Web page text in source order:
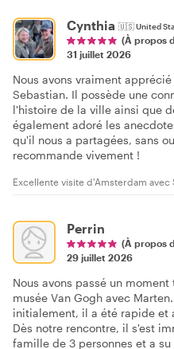
Cynthia 🇺🇸United
(À propos
31 juillet 2026
Nous avons vraiment
Sebastian. Il possède une
l'histoire de la ville ainsi que
également adoré les
qu'il nous a partagées, sans
recommande vivement !
Excellente visite d'Amsterdam avec
Perrin
(À propos
29 juillet 2026
Nous avons passé un
musée Van Gogh avec
initialement, il a été rapide et
Dès notre rencontre, il s'est
famille de 3 personnes et a